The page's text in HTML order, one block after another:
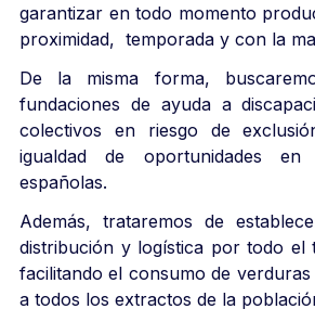
garantizar en todo momento
proximidad, temporada y con la
De la misma forma,
fundaciones de ayuda a
colectivos en riesgo de
igualdad de oportunidades en
españolas.
Además, trataremos de
distribución y logística por todo el
facilitando el consumo de
a todos los extractos de la